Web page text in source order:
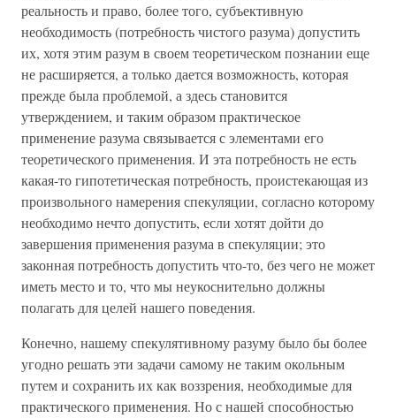
реальность и право, более того, субъективную
необходимость (потребность чистого разума) допустить
их, хотя этим разум в своем теоретическом познании еще
не расширяется, а только дается возможность, которая
прежде была проблемой, а здесь становится
утверждением, и таким образом практическое
применение разума связывается с элементами его
теоретического применения. И эта потребность не есть
какая-то гипотетическая потребность, проистекающая из
произвольного намерения спекуляции, согласно которому
необходимо нечто допустить, если хотят дойти до
завершения применения разума в спекуляции; это
законная потребность допустить что-то, без чего не может
иметь место и то, что мы неукоснительно должны
полагать для целей нашего поведения.
Конечно, нашему спекулятивному разуму было бы более
угодно решать эти задачи самому не таким окольным
путем и сохранить их как воззрения, необходимые для
практического применения. Но с нашей способностью